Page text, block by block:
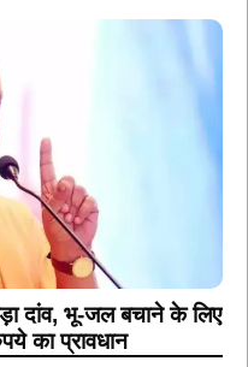
दांव, भू-जल बचाने के लिए
का प्रावधान